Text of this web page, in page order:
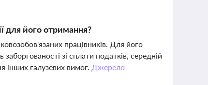
для його отримання?
працівників. Для його
зі сплати податків, середній
інших галузевих вимог. Джерело